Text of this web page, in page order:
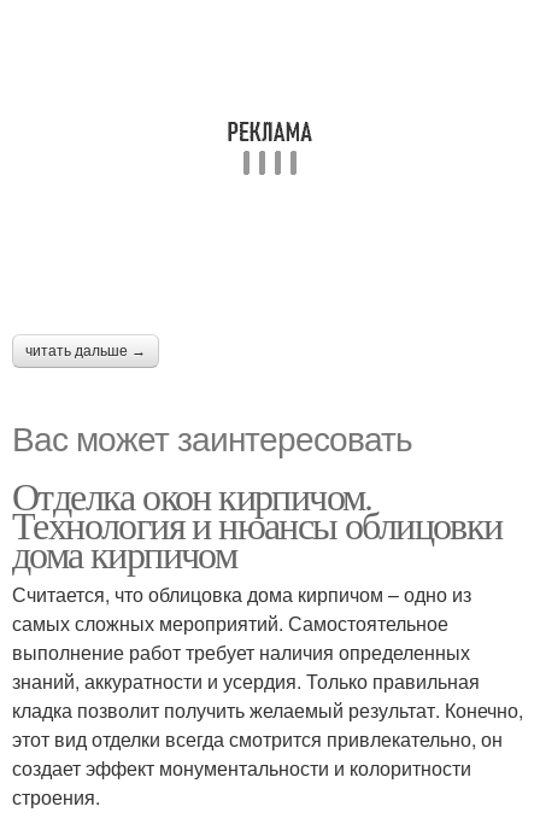
читать дальше →
Вас может заинтересовать
Отделка окон кирпичом.
Технология и нюансы облицовки
дома кирпичом
Считается, что облицовка дома кирпичом – одно из
самых сложных мероприятий. Самостоятельное
выполнение работ требует наличия определенных
знаний, аккуратности и усердия. Только правильная
кладка позволит получить желаемый результат. Конечно,
этот вид отделки всегда смотрится привлекательно, он
создает эффект монументальности и колоритности
строения.